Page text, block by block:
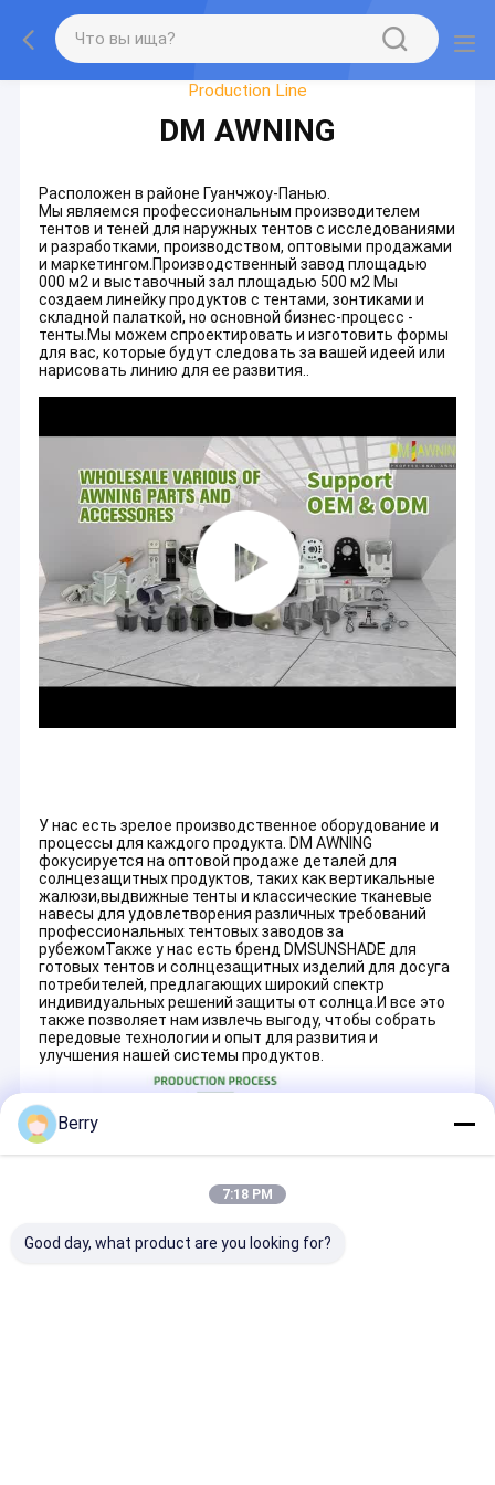
Экскурсия По Фабрике
Production Line
DM AWNING
Расположен в районе Гуанчжоу-Панью.
Мы являемся профессиональным производителем
тентов и теней для наружных тентов с исследованиями
и разработками, производством, оптовыми продажами
и маркетингом.Производственный завод площадью
000 м2 и выставочный зал площадью 500 м2 Мы
создаем линейку продуктов с тентами, зонтиками и
складной палаткой, но основной бизнес-процесс -
тенты.Мы можем спроектировать и изготовить формы
для вас, которые будут следовать за вашей идеей или
нарисовать линию для ее развития..
У нас есть зрелое производственное оборудование и
процессы для каждого продукта. DM AWNING
фокусируется на оптовой продаже деталей для
солнцезащитных продуктов, таких как вертикальные
жалюзи,выдвижные тенты и классические тканевые
навесы для удовлетворения различных требований
профессиональных тентовых заводов за
рубежомТакже у нас есть бренд DMSUNSHADE для
готовых тентов и солнцезащитных изделий для досуга
потребителей, предлагающих широкий спектр
индивидуальных решений защиты от солнца.И все это
также позволяет нам извлечь выгоду, чтобы собрать
передовые технологии и опыт для развития и
улучшения нашей системы продуктов.
Berry
7:18 PM
Good day, what product are you looking for?